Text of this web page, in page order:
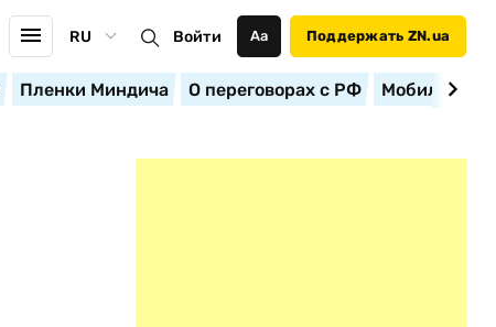
RU Войти Аа Поддержать ZN.ua
Пленки Миндича О переговорах с РФ